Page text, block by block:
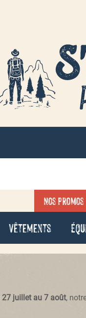
Nos promos
Vêtements
27 juillet au 7 août,